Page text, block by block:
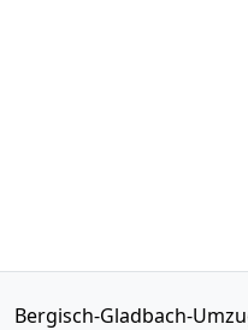
Bergisch-Gladbach-